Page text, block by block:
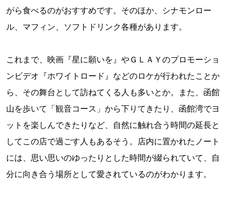
がら食べるのがおすすめです。そのほか、シナモンロー
ル、マフィン、ソフトドリンク各種があります。
これまで、映画『星に願いを』やＧＬＡＹのプロモーショ
ンビデオ『ホワイトロード』などのロケが行われたことか
ら、その舞台として訪ねてくる人も多いとか。また、函館
山を歩いて「観音コース」から下りてきたり、函館湾でヨ
ットを楽しんできたりなど、自然に触れ合う時間の延長と
してこの店で過ごす人もあるそう。店内に置かれたノート
には、思い思いのゆったりとした時間が綴られていて、自
分に向き合う場所として愛されているのがわかります。